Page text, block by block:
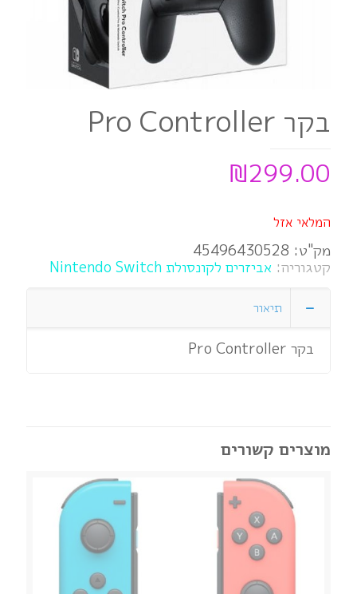
בקר Pro Controller
₪299.00
המלאי אזל
מק"ט: 45496430528
קטגוריה: אביזרים לקונסולת Nintendo Switch
תיאור
בקר Pro Controller
מוצרים קשורים